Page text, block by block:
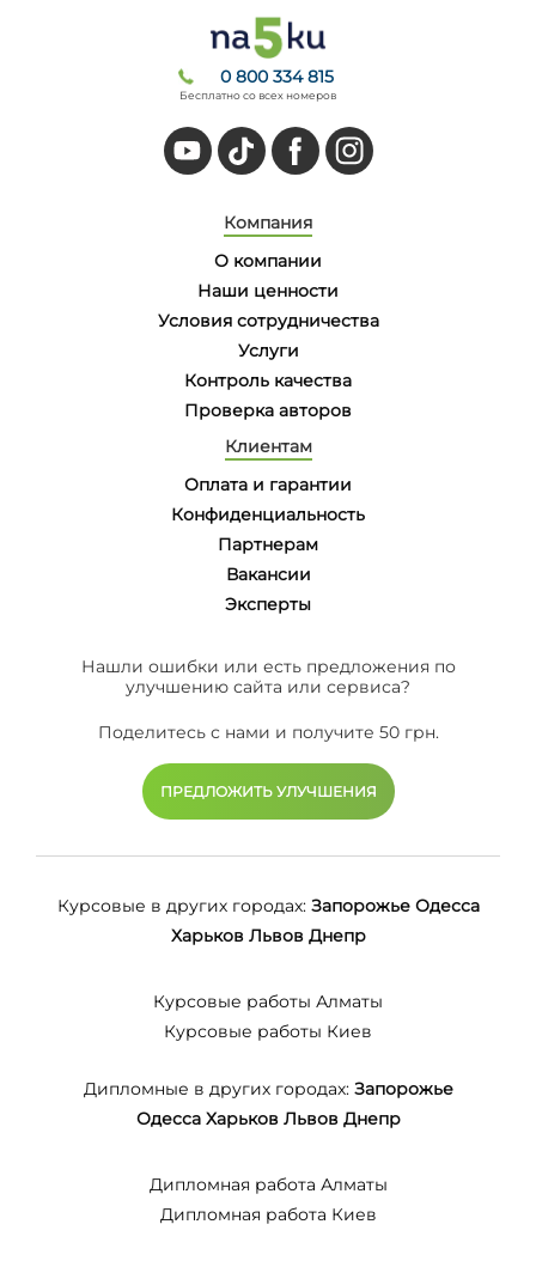
0 800 334 815
Бесплатно со всех номеров
Компания
О компании
Наши ценности
Условия сотрудничества
Услуги
Контроль качества
Проверка авторов
Клиентам
Оплата и гарантии
Конфиденциальность
Партнерам
Вакансии
Эксперты
Нашли ошибки или есть предложения по
улучшению сайта или сервиса?
Поделитесь с нами и получите 50 грн.
ПРЕДЛОЖИТЬ УЛУЧШЕНИЯ
Курсовые в других городах: Запорожье Одесса
Харьков Львов Днепр
Курсовые работы Алматы
Курсовые работы Киев
Дипломные в других городах: Запорожье
Одесса Харьков Львов Днепр
Дипломная работа Алматы
Дипломная работа Киев